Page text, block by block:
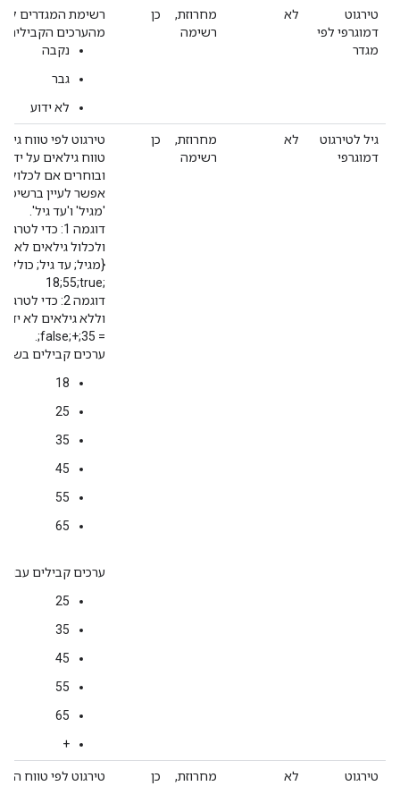
טירגוט
דמוגרפי לפי
מגדר
לא
מחרוזת,
רשימה
כן
רשימת המגדרים
מהערכים הקבילים:
נקבה
גבר
לא ידוע
גיל לטירגוט
דמוגרפי
לא
מחרוזת,
רשימה
כן
טירגוט לפי טווח
טווח גילאים על ידי
אפשר לעיין
'מגיל' ו'עד גיל'.
ולכלול גילאים לא
18;55;true;‎
וללא גילאים לא
= 35;+;false;.
ערכים קבילים
18
25
35
45
55
65
ערכים קבילים עבור
25
35
45
55
65
+
טירגוט
לא
מחרוזת,
כן
טירגוט לפי טווח